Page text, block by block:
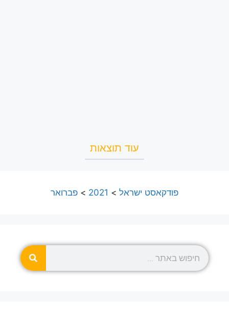
עוד תוצאות
פודקאסט ישראל >
2021
> פברואר